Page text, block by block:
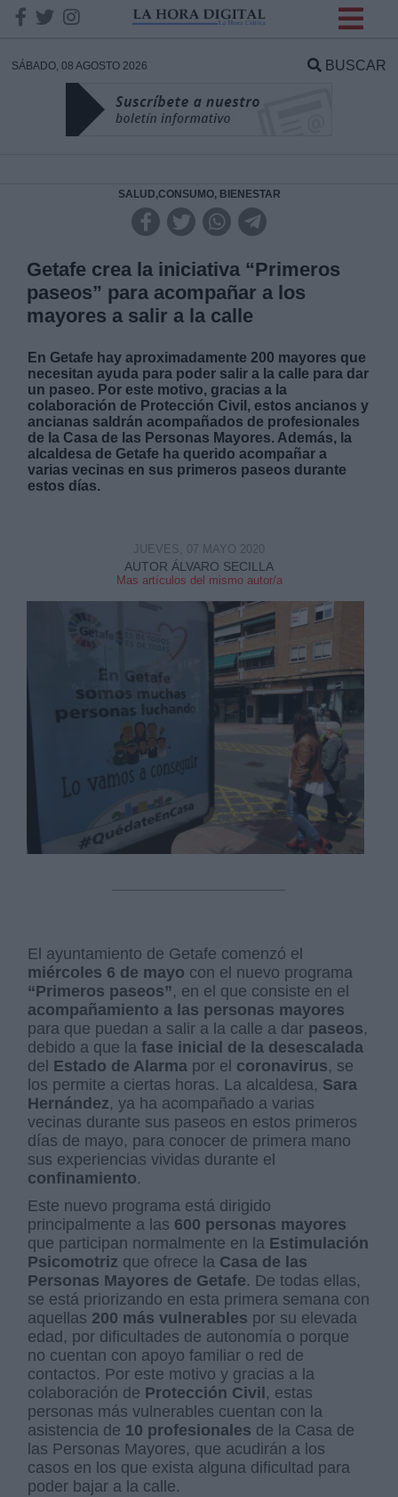
SÁBADO, 08 AGOSTO 2026 BUSCAR
SALUD,CONSUMO, BIENESTAR
Getafe crea la iniciativa “Primeros
paseos” para acompañar a los
mayores a salir a la calle
En Getafe hay aproximadamente 200 mayores que
necesitan ayuda para poder salir a la calle para dar
un paseo. Por este motivo, gracias a la
colaboración de Protección Civil, estos ancianos y
ancianas saldrán acompañados de profesionales
de la Casa de las Personas Mayores. Además, la
alcaldesa de Getafe ha querido acompañar a
varias vecinas en sus primeros paseos durante
estos días.
AUTOR ÁLVARO SECILLA
Mas artículos del mismo autor/a
JUEVES, 07 MAYO 2020
El ayuntamiento de Getafe comenzó el
miércoles 6 de mayo con el nuevo programa
“Primeros paseos”, en el que consiste en el
acompañamiento a las personas mayores
para que puedan a salir a la calle a dar paseos,
debido a que lafase inicial de la desescalada
del Estado de Alarma por el coronavirus, se
los permite a ciertas horas. La alcaldesa, Sara
Hernández, ya ha acompañado a varias
vecinas durante sus paseos en estos primeros
días de mayo, para conocer de primera mano
sus experiencias vividas durante el
confinamiento.
Este nuevo programa está dirigido
principalmente a las 600 personas mayores
que participan normalmente en la Estimulación
Psicomotriz que ofrece la Casa de las
Personas Mayores de Getafe. De todas ellas,
se está priorizando en esta primera semana con
aquellas 200 más vulnerables por su elevada
edad, por dificultades de autonomía o porque
no cuentan con apoyo familiar o red de
contactos. Por este motivo y gracias a la
colaboración de Protección Civil , estas
personas más vulnerables cuentan con la
asistencia de 10 profesionales de la Casa de
las Personas Mayores, que acudirán a los
casos en los que exista alguna dificultad para
poder bajar a la calle.
DATOS
Responsable:
Legitimación:
Destinatarios:
link